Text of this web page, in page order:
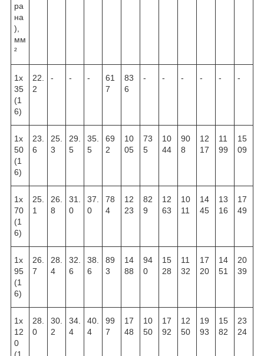
ра
на
),
мм
²
1х
35
(1
6)
22.
2
- - -
61
7
83
6
- - - - - -
1х
50
(1
6)
23.
6
25.
3
29.
5
35.
5
69
2
10
05
73
5
10
44
90
8
12
17
11
99
15
09
1х
70
(1
6)
25.
1
26.
8
31.
0
37.
0
78
4
12
23
82
9
12
63
10
11
14
45
13
16
17
49
1х
95
(1
6)
26.
7
28.
4
32.
6
38.
6
89
3
14
88
94
0
15
28
11
32
17
20
14
51
20
39
1х
12
0
(1
28.
0
30.
2
34.
4
40.
4
99
7
17
48
10
50
17
92
12
50
19
93
15
82
23
24